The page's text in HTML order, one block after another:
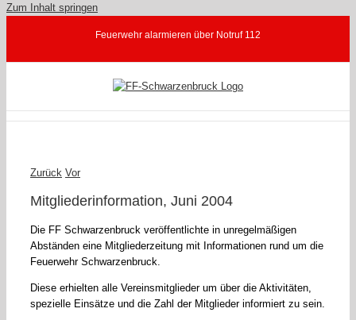
Zum Inhalt springen
Feuerwehr alarmieren über Notruf 112
Zurück Vor
Mitgliederinformation, Juni 2004
Die FF Schwarzenbruck veröffentlichte in unregelmäßigen
Abständen eine Mitgliederzeitung mit Informationen rund um die
Feuerwehr Schwarzenbruck.
Diese erhielten alle Vereinsmitglieder um über die Aktivitäten,
spezielle Einsätze und die Zahl der Mitglieder informiert zu sein.